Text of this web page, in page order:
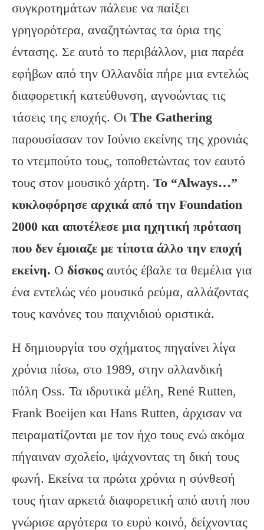
συγκροτημάτων πάλευε να παίξει
γρηγορότερα, αναζητώντας τα όρια της
έντασης. Σε αυτό το περιβάλλον, μια παρέα
εφήβων από την Ολλανδία πήρε μια εντελώς
διαφορετική κατεύθυνση, αγνοώντας τις
τάσεις της εποχής. Οι The Gathering
παρουσίασαν τον Ιούνιο εκείνης της χρονιάς
το ντεμπούτο τους, τοποθετώντας τον εαυτό
τους στον μουσικό χάρτη. Το “Always…”
κυκλοφόρησε αρχικά από την Foundation
2000 και αποτέλεσε μια ηχητική πρόταση
που δεν έμοιαζε με τίποτα άλλο την εποχή
εκείνη. Ο δίσκοςαυτός έβαλε τα θεμέλια για
ένα εντελώς νέο μουσικό ρεύμα, αλλάζοντας
τους κανόνες του παιχνιδιού οριστικά.
Η δημιουργία του σχήματος πηγαίνει λίγα
χρόνια πίσω, στο 1989, στην ολλανδική
πόλη Oss. Τα ιδρυτικά μέλη, René Rutten,
Frank Boeijen και Hans Rutten, άρχισαν να
πειραματίζονται με τον ήχο τους ενώ ακόμα
πήγαιναν σχολείο, ψάχνοντας τη δική τους
φωνή. Εκείνα τα πρώτα χρόνια η σύνθεσή
τους ήταν αρκετά διαφορετική από αυτή που
γνώρισε αργότερα το ευρύ κοινό, δείχνοντας